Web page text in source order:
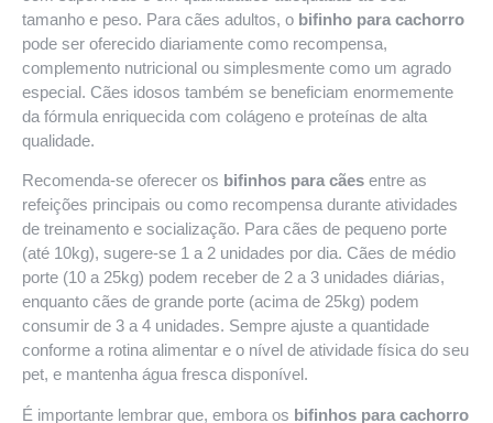
tamanho e peso. Para cães adultos, o bifinho para cachorro
pode ser oferecido diariamente como recompensa,
complemento nutricional ou simplesmente como um agrado
especial. Cães idosos também se beneficiam enormemente
da fórmula enriquecida com colágeno e proteínas de alta
qualidade.
Recomenda-se oferecer os bifinhos para cães entre as
refeições principais ou como recompensa durante atividades
de treinamento e socialização. Para cães de pequeno porte
(até 10kg), sugere-se 1 a 2 unidades por dia. Cães de médio
porte (10 a 25kg) podem receber de 2 a 3 unidades diárias,
enquanto cães de grande porte (acima de 25kg) podem
consumir de 3 a 4 unidades. Sempre ajuste a quantidade
conforme a rotina alimentar e o nível de atividade física do seu
pet, e mantenha água fresca disponível.
É importante lembrar que, embora os bifinhos para cachorro